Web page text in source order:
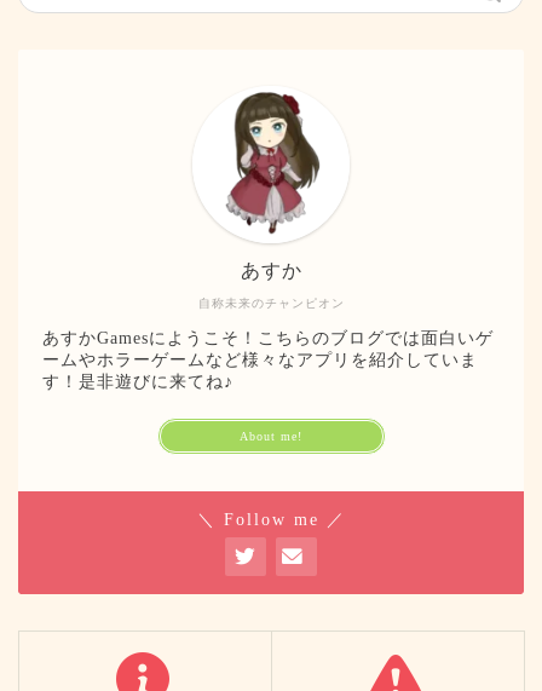
自称未来のチャンピオン
あすか
あすかGamesにようこそ！こちらのブログでは面白いゲ
ームやホラーゲームなど様々なアプリを紹介していま
す！是非遊びに来てね♪
About me!
＼ Follow me ／